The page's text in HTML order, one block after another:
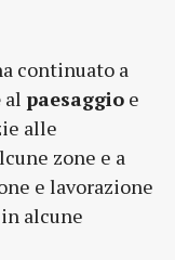
continuato a
al paesaggio e
alle
zone e a
e lavorazione
alcune